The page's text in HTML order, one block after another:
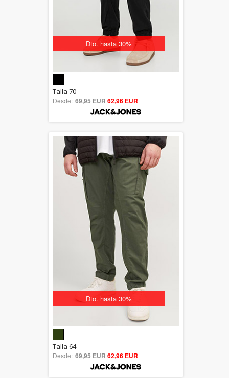
Dto. hasta 30%
out of 5
Talla 70
Desde: 69,95 EUR62,96 EUR
Dto. hasta 30%
out of 5
Talla 64
Desde: 69,95 EUR62,96 EUR